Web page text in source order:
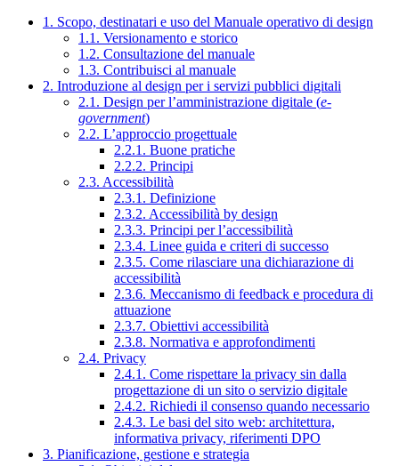
1. Scopo, destinatari e uso del Manuale operativo di design
1.1. Versionamento e storico
1.2. Consultazione del manuale
1.3. Contribuisci al manuale
2. Introduzione al design per i servizi pubblici digitali
2.1. Design per l’amministrazione digitale (e-
government)
2.2. L’approccio progettuale
2.2.1. Buone pratiche
2.2.2. Principi
2.3. Accessibilità
2.3.1. Definizione
2.3.2. Accessibilità by design
2.3.3. Principi per l’accessibilità
2.3.4. Linee guida e criteri di successo
2.3.5. Come rilasciare una dichiarazione di
accessibilità
2.3.6. Meccanismo di feedback e procedura di
attuazione
2.3.7. Obiettivi accessibilità
2.3.8. Normativa e approfondimenti
2.4. Privacy
2.4.1. Come rispettare la privacy sin dalla
progettazione di un sito o servizio digitale
2.4.2. Richiedi il consenso quando necessario
2.4.3. Le basi del sito web: architettura,
informativa privacy, riferimenti DPO
3. Pianificazione, gestione e strategia